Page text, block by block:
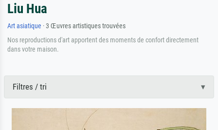
Liu Hua
Art asiatique · 3 Œuvres artistiques trouvées
Nos reproductions d'art apportent des moments de confort directement
dans votre maison.
Filtres / tri